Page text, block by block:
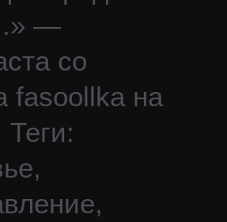
» —
со
fasoollkaна
Теги: